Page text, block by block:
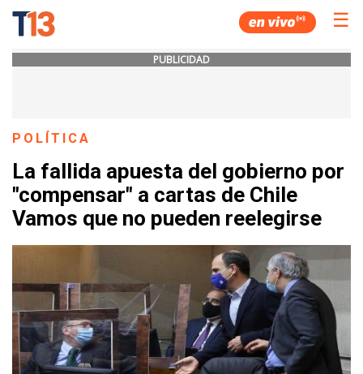
☰
PUBLICIDAD
POLÍTICA
La fallida apuesta del gobierno por
"compensar" a cartas de Chile
Vamos que no pueden reelegirse